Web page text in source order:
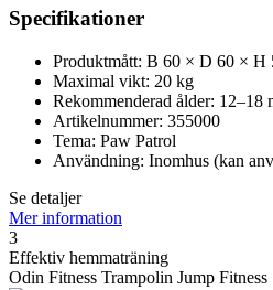
Specifikationer
Produktmått: B 60 × D 60 × H
Maximal vikt: 20 kg
Rekommenderad ålder: 12–18
Artikelnummer: 355000
Tema: Paw Patrol
Användning: Inomhus (kan
Se detaljer
Mer information
3
Effektiv hemmaträning
Odin Fitness Trampolin Jump Fitness